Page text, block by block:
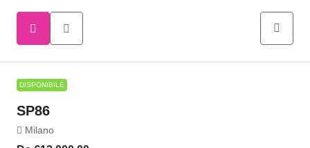
DISPONIBILE
SP86
Milano